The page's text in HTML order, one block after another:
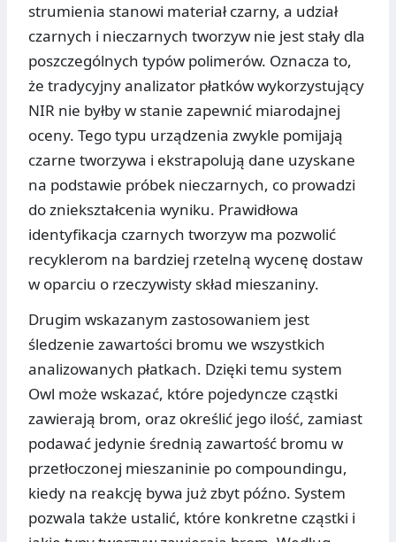
strumienia stanowi materiał czarny, a udział
czarnych i nieczarnych tworzyw nie jest stały dla
poszczególnych typów polimerów. Oznacza to,
że tradycyjny analizator płatków wykorzystujący
NIR nie byłby w stanie zapewnić miarodajnej
oceny. Tego typu urządzenia zwykle pomijają
czarne tworzywa i ekstrapolują dane uzyskane
na podstawie próbek nieczarnych, co prowadzi
do zniekształcenia wyniku. Prawidłowa
identyfikacja czarnych tworzyw ma pozwolić
recyklerom na bardziej rzetelną wycenę dostaw
w oparciu o rzeczywisty skład mieszaniny.
Drugim wskazanym zastosowaniem jest
śledzenie zawartości bromu we wszystkich
analizowanych płatkach. Dzięki temu system
Owl może wskazać, które pojedyncze cząstki
zawierają brom, oraz określić jego ilość, zamiast
podawać jedynie średnią zawartość bromu w
przetłoczonej mieszaninie po compoundingu,
kiedy na reakcję bywa już zbyt późno. System
pozwala także ustalić, które konkretne cząstki i